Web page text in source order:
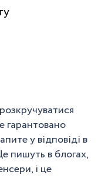
гарантовано
у відповіді в
пишуть в блогах,
і це